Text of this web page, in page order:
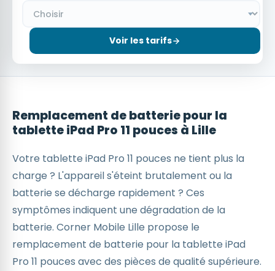
Voir les tarifs
Remplacement de batterie pour la
tablette iPad Pro 11 pouces à Lille
Votre tablette iPad Pro 11 pouces ne tient plus la
charge ? L'appareil s'éteint brutalement ou la
batterie se décharge rapidement ? Ces
symptômes indiquent une dégradation de la
batterie. Corner Mobile Lille propose le
remplacement de batterie pour la tablette iPad
Pro 11 pouces avec des pièces de qualité supérieure.